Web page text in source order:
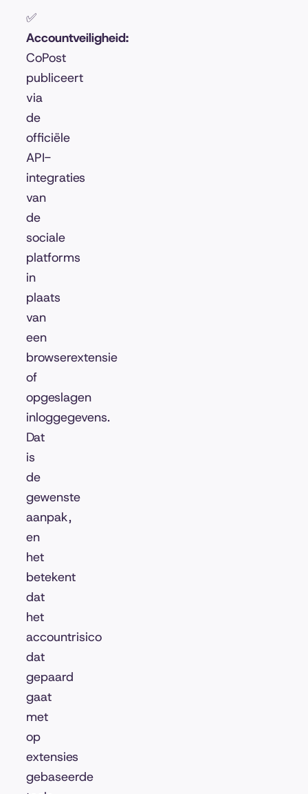
✅
Accountveiligheid:
CoPost
publiceert
via
de
officiële
API-
integraties
van
de
sociale
platforms
in
plaats
van
een
browserextensie
of
opgeslagen
inloggegevens.
Dat
is
de
gewenste
aanpak,
en
het
betekent
dat
het
accountrisico
dat
gepaard
gaat
met
op
extensies
gebaseerde